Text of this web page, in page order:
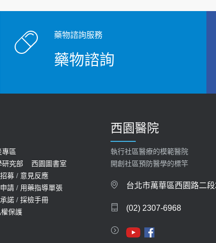
藥物諮詢服務
藥物諮詢
專區
研究部
西園圖書室
募 / 意見反應
請 / 用藥指導單張
諾 / 採檢手冊
保護
西園醫院
執行社區醫療的模範醫院
開創社區預防醫學的標竿
台北市萬華區西園路二
(02) 2307-6968